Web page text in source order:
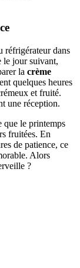
réfrigérateur dans
le jour suivant,
la crème
quelques heures
et fruité.
une réception.
que le printemps
fruitées. En
de patience, ce
Alors
?